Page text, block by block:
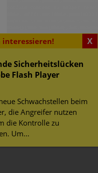
interessieren! X
Sicherheitslücken
Flash Player
Schwachstellen beim
die Angreifer nutzen
die Kontrolle zu
Um...